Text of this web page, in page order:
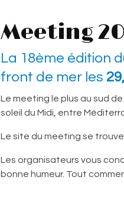
Meeting
La 18ème édition
front de mer les
Le meeting le plus au sud
soleil du Midi, entre
Le site du meeting se
Les organisateurs vous
bonne humeur. Tout